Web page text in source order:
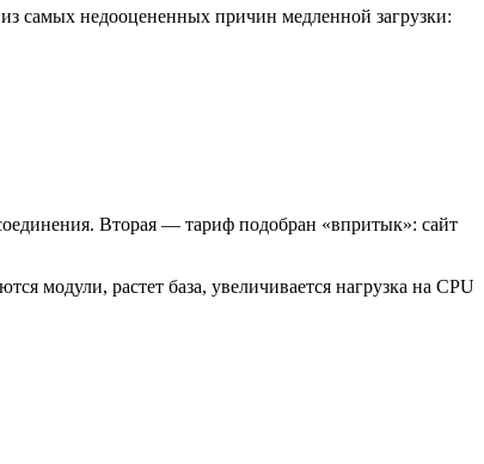
самых недооцененных причин медленной загрузки:
Вторая — тариф подобран «впритык»: сайт
модули, растет база, увеличивается нагрузка на CPU